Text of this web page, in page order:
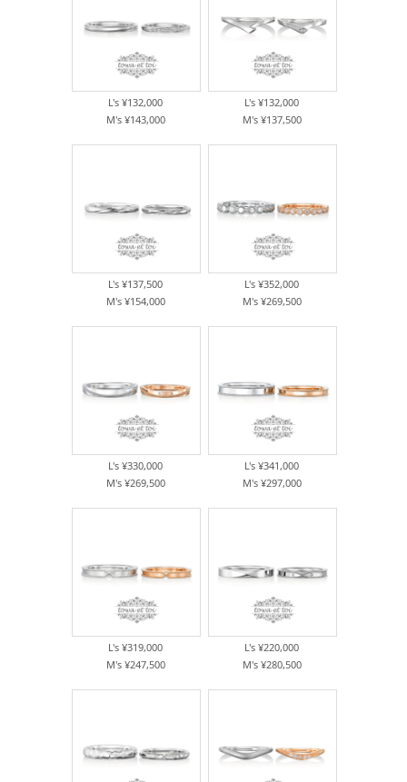
L's ¥132,000
M's ¥143,000
L's ¥132,000
M's ¥137,500
L's ¥137,500
M's ¥154,000
L's ¥352,000
M's ¥269,500
L's ¥330,000
M's ¥269,500
L's ¥341,000
M's ¥297,000
L's ¥319,000
M's ¥247,500
L's ¥220,000
M's ¥280,500